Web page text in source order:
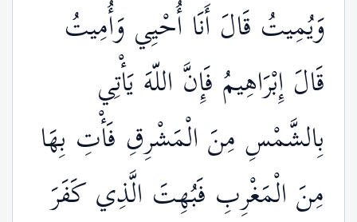
وَيُمِيتُ قَالَ أَنَا أُحْيِي وَأُمِيتُ
قَالَ إِبْرَاهِيمُ فَإِنَّ اللّهَ يَأْتِي
بِالشَّمْسِ مِنَ الْمَشْرِقِ فَأْتِ بِهَا
مِنَ الْمَغْرِبِ فَبُهِتَ الَّذِي كَفَرَ